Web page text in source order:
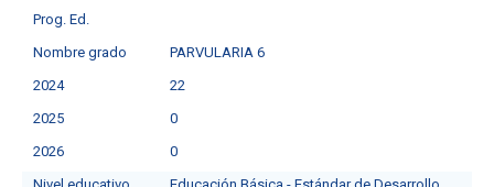
Prog. Ed.
Nombre grado
PARVULARIA 6
2024
22
2025
0
2026
0